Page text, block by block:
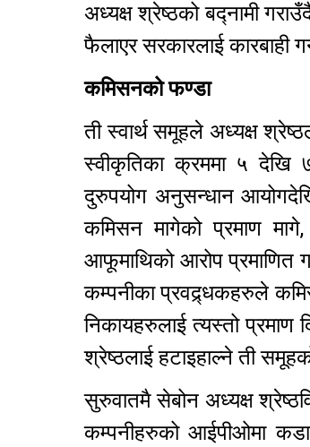
अध्यक्ष श्रेष्ठको बद्नामी
फैलाएर सरकारलाई कारबाही
कमिसनको फण्डा
ती स्वार्थ समूहले अध्यक्ष
स्वीकृतिका क्रममा ५ देखि
दुरुपयोग अनुसन्धान
कमिसन मागेको प्रमाण
आफूमाथिको आरोप प्रमाणित
कम्पनीका प्रवद्र्धकहरुले
निकायहरुलाई त्यस्तो
श्रेष्ठलाई हटाइहाल्ने ती
सुरुवातमै सेबोन अध्यक्ष
कम्पनीहरुको आईपीओमा